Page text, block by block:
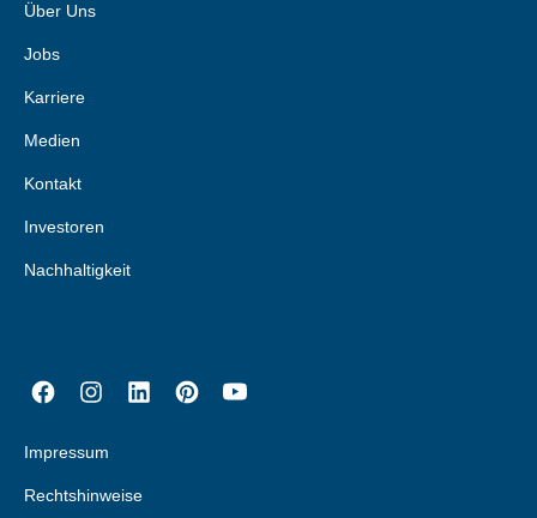
Über Uns
Jobs
Karriere
Medien
Kontakt
Investoren
Nachhaltigkeit
Impressum
Rechtshinweise